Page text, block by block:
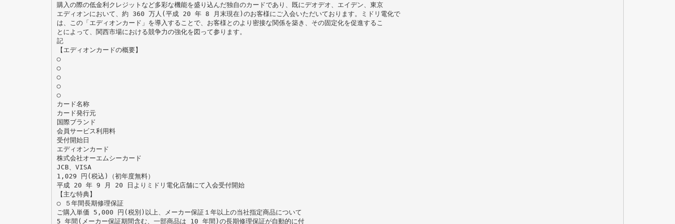
購入の際の低金利クレジットなど多彩な機能を盛り込んだ独自のカードであり、既にデオデオ、エイデン、東京
エディオンにおいて、約 360 万人(平成 20 年 8 月末現在)のお客様にご入会いただいております。ミドリ電化で
は、この「エディオンカード」を導入することで、お客様とのより密接な関係を築き、その固定化を促進するこ
とによって、関西市場における競争力の強化を図って参ります。
記
【エディオンカードの概要】
○
○
○
○
○
カード名称
カード発行元
国際ブランド
会員サービス利用料
受付開始日
エディオンカード
株式会社オーエムシーカード
JCB、VISA
1,029 円(税込)（初年度無料）
平成 20 年 9 月 20 日よりミドリ電化店舗にて入会受付開始
【主な特典】
○ ５年間長期修理保証
ご購入単価 5,000 円(税別)以上、メーカー保証１年以上の当社指定商品について
5 年間(メーカー保証期間含む、一部商品は 10 年間)の長期修理保証が自動的に付